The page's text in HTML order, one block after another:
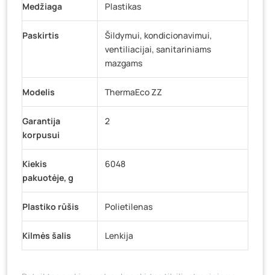
Medžiaga Plastikas
Paskirtis
Šildymui, kondicionavimui,
ventiliacijai, sanitariniams
mazgams
Modelis ThermaEco ZZ
Garantija
korpusui
2
Kiekis
pakuotėje, g
6048
Plastiko rūšis Polietilenas
Kilmės šalis Lenkija